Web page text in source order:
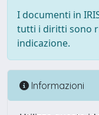
I documenti in
tutti i diritti sono
indicazione.
Informazioni